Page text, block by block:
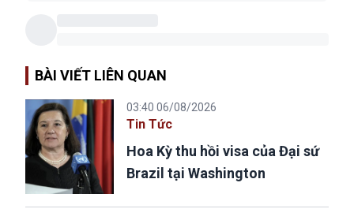
BÀI VIẾT LIÊN QUAN
03:40 06/08/2026
Tin Tức
Hoa Kỳ thu hồi visa của Đại sứ
Brazil tại Washington